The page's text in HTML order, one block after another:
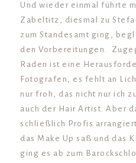
Und wieder einmal führte
Zabeltitz, diesmal zu
zum Standesamt ging,
den Vorbereitungen.
Raden ist eine
Fotografen, es fehlt an
nur froh, das nicht nur ich
auch der Hair Artist. Aber
schließlich Profis
das Make Up saß und das
ging es ab zum